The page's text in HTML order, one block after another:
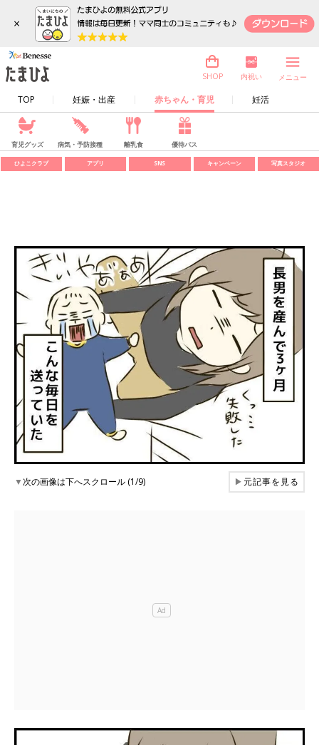
×
TOP 妊娠・出産 赤ちゃん・育児 妊活
SHOP 内祝い メニュー
育児グッズ 病気・予防接種 離乳食 優待パス
ひよこクラブ アプリ SNS キャンペーン 写真スタジオ
▼次の画像は下へスクロール (1/9) ▶元記事を見る